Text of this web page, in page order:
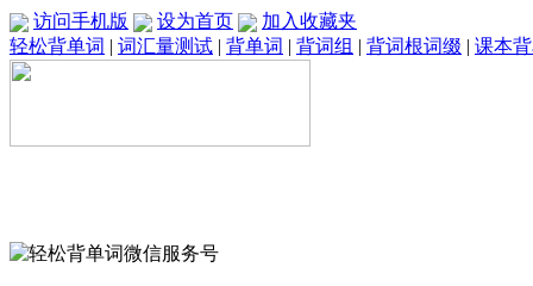
访问手机版 设为首页
加入收藏夹
轻松背单词 | 词汇量测试 | 背单词 | 背词组 | 背词根词缀 | 课本